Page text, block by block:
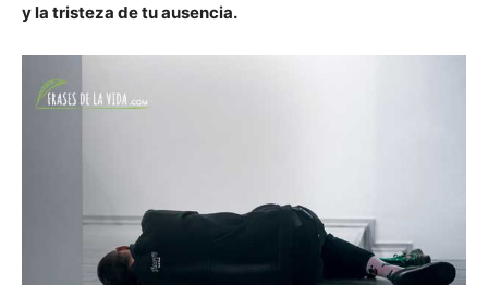
y la tristeza de tu ausencia.